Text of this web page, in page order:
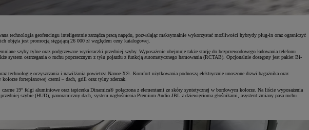
geofencingu inteligentnie zarządza pracą napędu, pozwalając maksymalnie wykorzystać możliwości hybrydy plug-in oraz ograniczyć
objęta jest promocją sięgającą 26 000 zł względem ceny katalogowej.
szyby tylne oraz podgrzewane wycieraczki przedniej szyby. Wyposażenie obejmuje także stację do bezprzewodowego ładowania telefonu
ostrzegania o ruchu poprzecznym z tyłu pojazdu z funkcją automatycznego hamowania (RCTAB). Opcjonalnie dostępny jest pakiet Bi-
technologię oczyszczania i nawilżania powietrza Nanoe-X®. Komfort użytkowania podnoszą elektrycznie unoszone drzwi bagażnika oraz
fortepianowej czerni – dach, grill oraz tylny zderzak.
19” felgi aluminiowe oraz tapicerka Dinamica® połączona z elementami ze skóry syntetycznej w bordowym kolorze. Na liście wyposażenia
szybie (HUD), panoramiczny dach, system nagłośnienia Premium Audio JBL z dziewięcioma głośnikami, asystent zmiany pasa ruchu